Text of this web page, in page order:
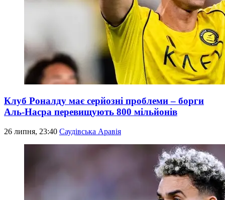
Клуб Роналду має серйозні проблеми – борги
Аль-Насра перевищують 800 мільйонів
26 липня, 23:40 Саудівська Аравія